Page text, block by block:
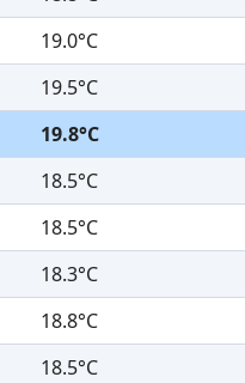
19.0°C
19.5°C
19.8°C
18.5°C
18.5°C
18.3°C
18.8°C
18.5°C